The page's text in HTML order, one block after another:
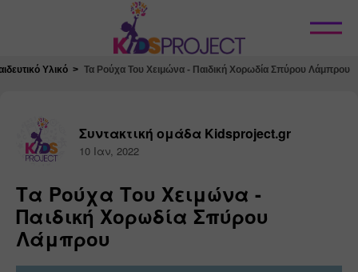
Κλείσιμο
Υλικό Τα Ρούχα Του Χειμώνα - Παιδική Χορωδία Σπύρου Λάμπρου
Συντακτική ομάδα Kidsproject.gr
10 Ιαν, 2022
Τα Ρούχα Του Χειμώνα -
Παιδική Χορωδία Σπύρου
Λάμπρου